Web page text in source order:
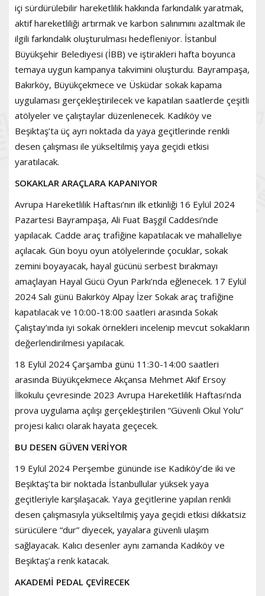
içi sürdürülebilir hareketlilik hakkında farkındalık yaratmak,
aktif hareketliliği artırmak ve karbon salınımını azaltmak ile
ilgili farkındalık oluşturulması hedefleniyor. İstanbul
Büyükşehir Belediyesi (İBB) ve iştirakleri hafta boyunca
temaya uygun kampanya takvimini oluşturdu. Bayrampaşa,
Bakırköy, Büyükçekmece ve Üsküdar sokak kapama
uygulaması gerçekleştirilecek ve kapatılan saatlerde çeşitli
atölyeler ve çalıştaylar düzenlenecek. Kadıköy ve
Beşiktaş’ta üç ayrı noktada da yaya geçitlerinde renkli
desen çalışması ile yükseltilmiş yaya geçidi etkisi
yaratılacak.
SOKAKLAR ARAÇLARA KAPANIYOR
Avrupa Hareketlilik Haftası’nın ilk etkinliği 16 Eylül 2024
Pazartesi Bayrampaşa, Ali Fuat Başgil Caddesi’nde
yapılacak. Cadde araç trafiğine kapatılacak ve mahalleliye
açılacak. Gün boyu oyun atölyelerinde çocuklar, sokak
zemini boyayacak, hayal gücünü serbest bırakmayı
amaçlayan Hayal Gücü Oyun Parkı’nda eğlenecek. 17 Eylül
2024 Salı günü Bakırköy Alpay İzer Sokak araç trafiğine
kapatılacak ve 10:00-18:00 saatleri arasında Sokak
Çalıştay’ında iyi sokak örnekleri incelenip mevcut sokakların
değerlendirilmesi yapılacak.
18 Eylül 2024 Çarşamba günü 11:30-14:00 saatleri
arasında Büyükçekmece Akçansa Mehmet Akif Ersoy
İlkokulu çevresinde 2023 Avrupa Hareketlilik Haftası’nda
prova uygulama açılışı gerçekleştirilen “Güvenli Okul Yolu”
projesi kalıcı olarak hayata geçecek.
BU DESEN GÜVEN VERİYOR
19 Eylül 2024 Perşembe gününde ise Kadıköy’de iki ve
Beşiktaş’ta bir noktada İstanbullular yüksek yaya
geçitleriyle karşılaşacak. Yaya geçitlerine yapılan renkli
desen çalışmasıyla yükseltilmiş yaya geçidi etkisi dikkatsiz
sürücülere “dur” diyecek, yayalara güvenli ulaşım
sağlayacak. Kalıcı desenler aynı zamanda Kadıköy ve
Beşiktaş’a renk katacak.
AKADEMİ PEDAL ÇEVİRECEK